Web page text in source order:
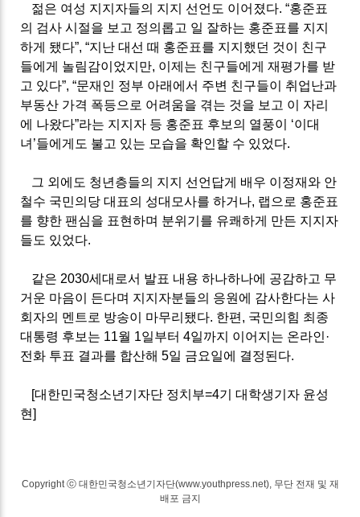
젊은 여성 지지자들의 지지 선언도 이어졌다. “홍준표
의 검사 시절을 보고 정의롭고 일 잘하는 홍준표를 지지
하게 됐다”, “지난 대선 때 홍준표를 지지했던 것이 친구
들에게 놀림감이었지만, 이제는 친구들에게 재평가를 받
고 있다”, “문재인 정부 아래에서 주변 친구들이 취업난과
부동산 가격 폭등으로 어려움을 겪는 것을 보고 이 자리
에 나왔다”라는 지지자 등 홍준표 후보의 열풍이 ‘이대
녀 ’들에게도 불고 있는 모습을 확인할 수 있었다.
그 외에도 청년층들의 지지 선언답게 배우 이정재와 안
철수 국민의당 대표의 성대모사를 하거나, 랩으로 홍준표
를 향한 팬심을 표현하며 분위기를 유쾌하게 만든 지지자
들도 있었다.
같은 2030세대로서 발표 내용 하나하나에 공감하고 무
거운 마음이 든다며 지지자분들의 응원에 감사한다는 사
회자의 멘트로 방송이 마무리됐다. 한편 , 국민의힘 최종
대통령 후보는 11월 1일부터4일까지 이어지는 온라인·
전화 투표 결과를 합산해5일 금요일에 결정된다.
[대한민국청소년기자단 정치부=4기 대학생기자 윤성
현]
Copyright ⓒ 대한민국청소년기자단(www.youthpress.net), 무단 전재 및 재
배포 금지